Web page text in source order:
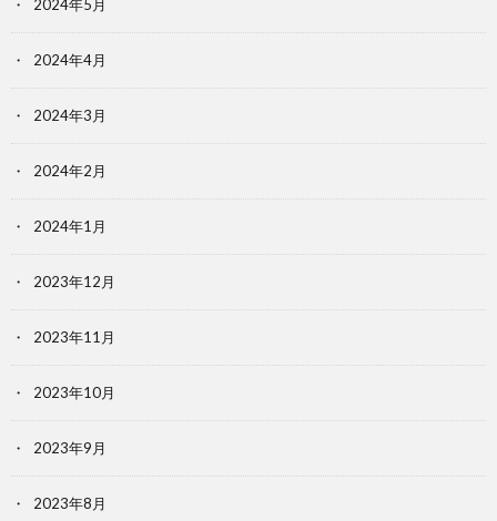
2024年5月
2024年4月
2024年3月
2024年2月
2024年1月
2023年12月
2023年11月
2023年10月
2023年9月
2023年8月